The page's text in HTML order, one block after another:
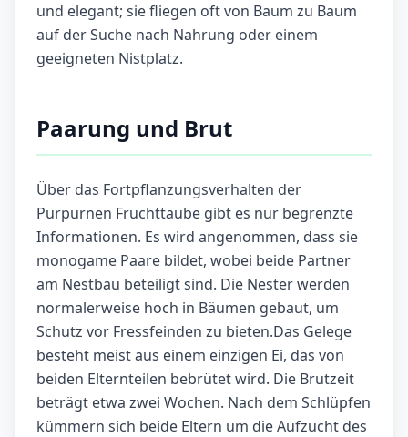
und elegant; sie fliegen oft von Baum zu Baum
auf der Suche nach Nahrung oder einem
geeigneten Nistplatz.
Paarung und Brut
Über das Fortpflanzungsverhalten der
Purpurnen Fruchttaube gibt es nur begrenzte
Informationen. Es wird angenommen, dass sie
monogame Paare bildet, wobei beide Partner
am Nestbau beteiligt sind. Die Nester werden
normalerweise hoch in Bäumen gebaut, um
Schutz vor Fressfeinden zu bieten.Das Gelege
besteht meist aus einem einzigen Ei, das von
beiden Elternteilen bebrütet wird. Die Brutzeit
beträgt etwa zwei Wochen. Nach dem Schlüpfen
kümmern sich beide Eltern um die Aufzucht des